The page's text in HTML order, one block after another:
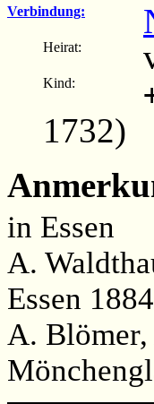
Verbindung:
Heirat:
Kind:
1732)
in Essen
A.
Essen
A. Blömer,